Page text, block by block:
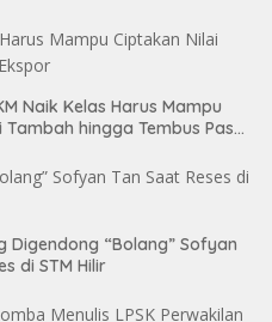
Naik Kelas Harus Mampu
hingga Tembus Pasar
Digendong “Bolang” Sofyan
di STM Hilir